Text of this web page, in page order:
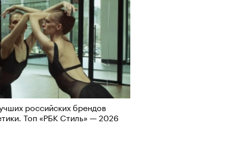
российских брендов
Топ «РБК Стиль» — 2026
ли человек прожить 180 лет:
Станислав Скакун